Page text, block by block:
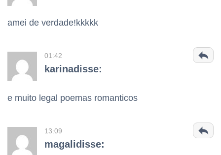
amei de verdade!kkkkk
01:42
karinadisse:
e muito legal poemas romanticos
13:09
magalidisse: